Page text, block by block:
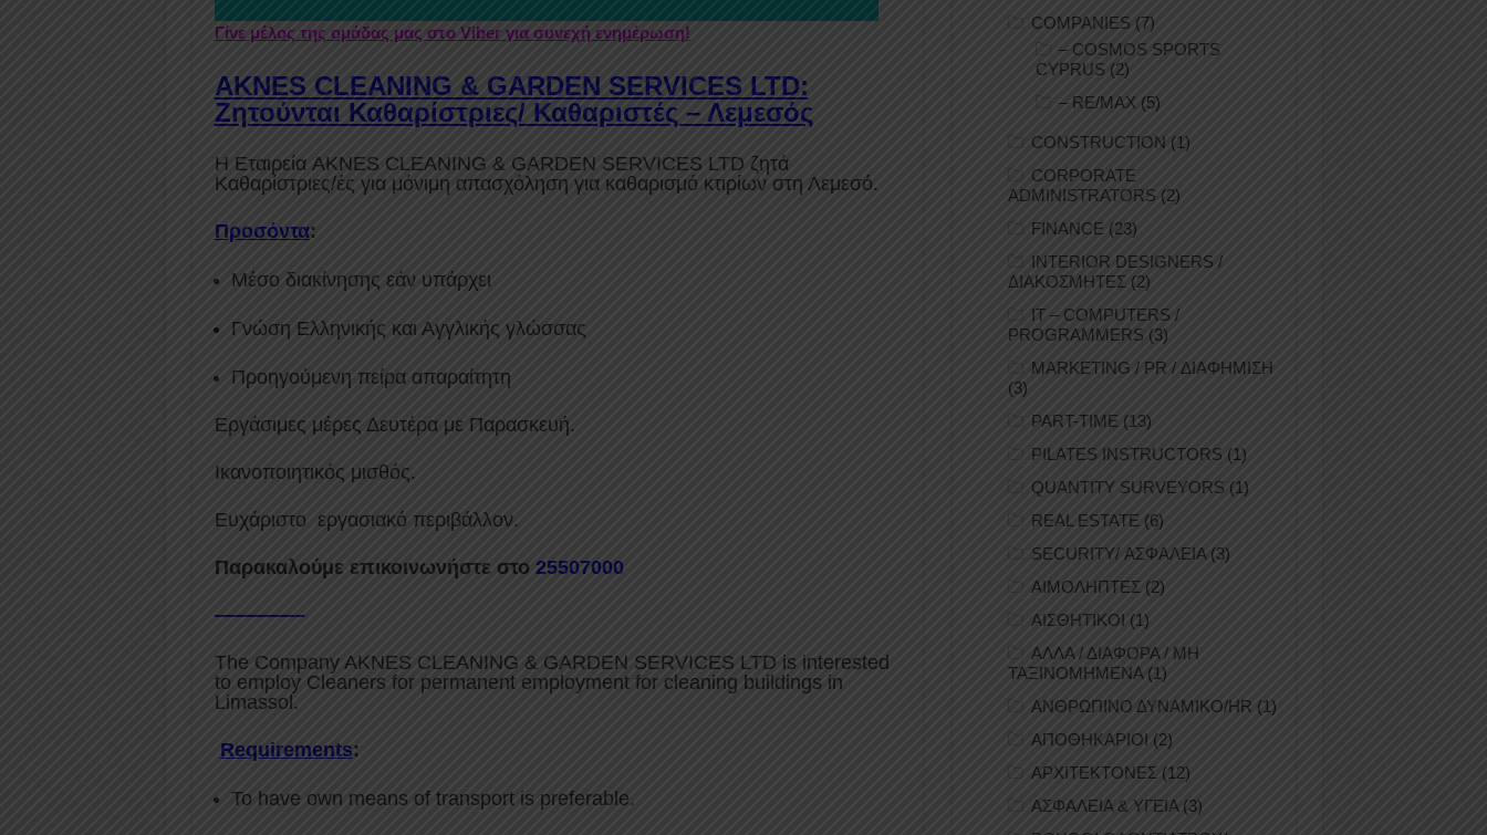
Γίνε μέλος της ομάδας μας στο Viber για συνεχή ενημέρωση!
AKNES CLEANING & GARDEN SERVICES LTD:
Ζητούνται Καθαρίστριες/ Καθαριστές – Λεμεσός
Η Εταιρεία AKNES CLEANING & GARDEN SERVICES LTD ζητά
Καθαρίστριες/ές για μόνιμη απασχόληση για καθαρισμό κτιρίων στη Λεμεσό.
Προσόντα:
Μέσο διακίνησης εάν υπάρχει
Γνώση Ελληνικής και Αγγλικής γλώσσας
Προηγούμενη πείρα απαραίτητη
Εργάσιμες μέρες Δευτέρα με Παρασκευή.
Ικανοποιητικός μισθός.
Ευχάριστο εργασιακό περιβάλλον.
Παρακαλούμε επικοινωνήστε στο 25507000
————–
The Company AKNES CLEANING & GARDEN SERVICES LTD is interested
to employ Cleaners for permanent employment for cleaning buildings in
Limassol.
Requirements:
To have own means of transport is preferable.
COMPANIES (7)
– COSMOS SPORTS
CYPRUS (2)
– RE/MAX (5)
CONSTRUCTION (1)
CORPORATE
ADMINISTRATORS (2)
FINANCE (23)
INTERIOR DESIGNERS /
ΔΙΑΚΟΣΜΗΤΕΣ (2)
IT – COMPUTERS /
PROGRAMMERS (3)
MARKETING / PR / ΔΙΑΦΗΜΙΣΗ
(3)
PART-TIME (13)
PILATES INSTRUCTORS (1)
QUANTITY SURVEYORS (1)
REAL ESTATE (6)
SECURITY/ ΑΣΦΑΛΕΙΑ(3)
ΑΙΜΟΛΗΠΤΕΣ (2)
ΑΙΣΘΗΤΙΚΟΙ (1)
ΑΛΛΑ / ΔΙΑΦΟΡΑ / ΜΗ
ΤΑΞΙΝΟΜΗΜΕΝΑ(1)
ΑΝΘΡΩΠΙΝΟ ΔΥΝΑΜΙΚΟ/HR (1)
ΑΠΟΘΗΚΑΡΙΟΙ (2)
ΑΡΧΙΤΕΚΤΟΝΕΣ (12)
ΑΣΦΑΛΕΙΑ & ΥΓΕΙΑ (3)